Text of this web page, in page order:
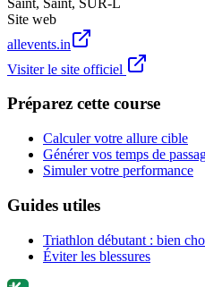
Site web
allevents.in
Visiter le site officiel
Préparez cette course
Calculer votre allure cible
Générer vos temps de
Simuler votre performance
Guides utiles
Triathlon débutant : bien
Éviter les blessures